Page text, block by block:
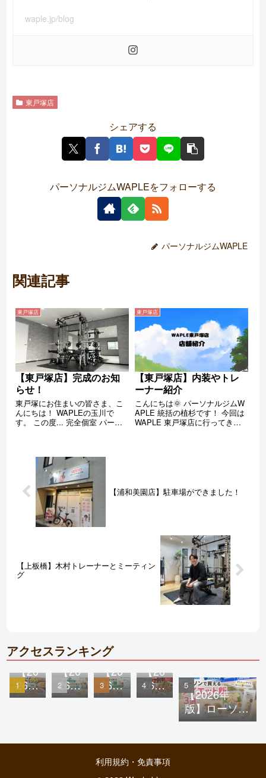
waple.jp/blog
東戸塚店
シェアする
パーソナルジムWAPLEをフォローする
パーソナルジムWAPLE
関連記事
東戸塚店
【東戸塚店】完成のお知
らせ！
東戸塚にお住まいの皆さま、こ
んにちは！ WAPLEの玉川で
す。 この度... 完全個室 パーソ
迎!! パワーラックの組み立て
東戸塚店
【東戸塚店】内装やトレ
ーナー紹介
こんにちは🌞 パーソナルジムW
APLE 統括の植杉です！ 今回は
WAPLE 東戸塚店に行ってきま
【浦和美園店】駐車場ができました！
【上板橋】木村トレーナーとミーティン
グ
アクセスランキング
【20
26年
最新
【20
26年
最新
【20
26年
版】
で買
【20
26年
版】
ト中
【2026年
版】ローソン
で買えるダイ
｜高たんぱ
利用規約・免責事項